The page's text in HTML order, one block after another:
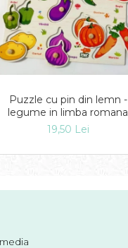
Puzzle cu pin din lemn -
legume in limba romana
19,50 Lei